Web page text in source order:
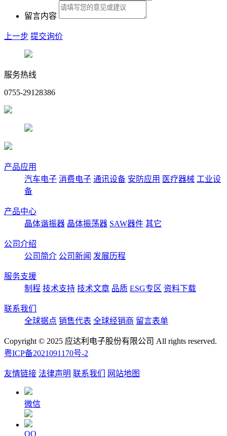
留言内容
上一步 提交询价
服务热线
0755-29128386
产品应用
汽车电子 消费电子 通讯设备 安防应用 医疗器械 工业设
备
产品中心
晶体谐振器 晶体振荡器 SAW器件 其它
公司介绍
公司简介 公司新闻 发展历程
服务支援
制程 技术支持 技术文章 品质 ESG专区 资料下载
联系我们
全球据点 销售代表 全球经销商 留言表单
Copyright © 2025 应达利电子股份有限公司 All rights reserved.
粤ICP备2021091170号-2
友情链接 法律声明 联系我们 网站地图
微信
QQ